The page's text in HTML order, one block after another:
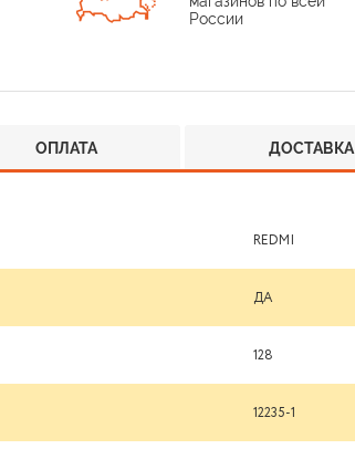
России
ОПЛАТА ДОСТАВКА
REDMI
ДА
128
12235-1